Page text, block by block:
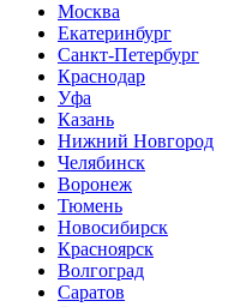
Москва
Екатеринбург
Санкт-Петербург
Краснодар
Уфа
Казань
Нижний Новгород
Челябинск
Воронеж
Тюмень
Новосибирск
Красноярск
Волгоград
Саратов